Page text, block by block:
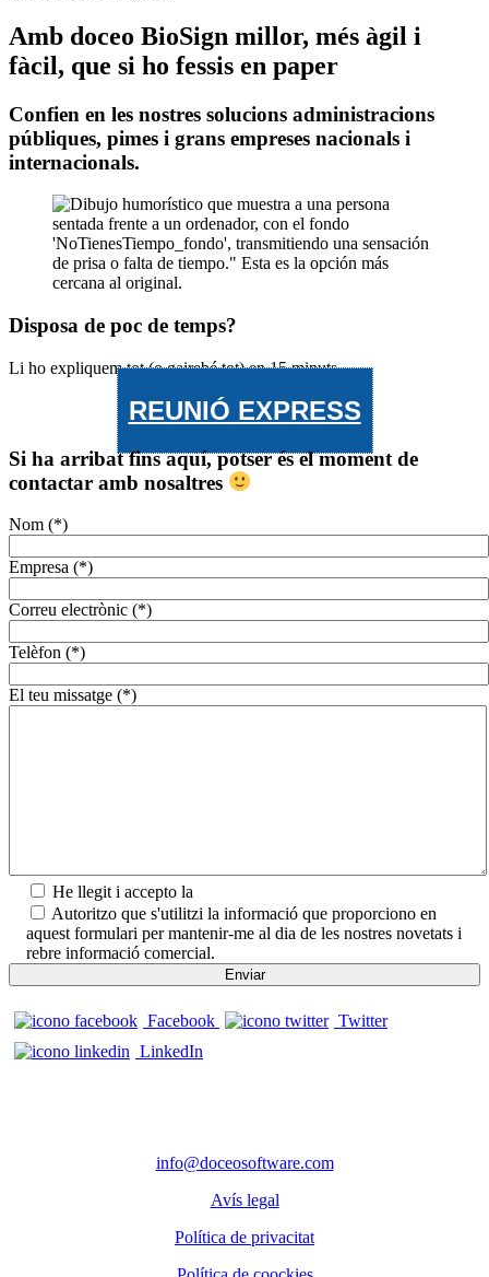
Amb doceo BioSign millor, més àgil i
fàcil, que si ho fessis en paper
Confien en les nostres solucions administracions
públiques, pimes i grans empreses nacionals i
internacionals.
Disposa de poc de temps?
Li ho expliquem tot (o gairebé tot) en 15 minuts.
REUNIÓ EXPRESS
Si ha arribat fins aquí, potser és el moment de
contactar amb nosaltres
Nom (*)
Empresa (*)
Correu electrònic (*)
Telèfon (*)
El teu missatge (*)
He llegit i accepto la
Autoritzo que s'utilitzi la informació que proporciono en
aquest formulari per mantenir-me al dia de les nostres novetats i
rebre informació comercial.
Facebook
Twitter
LinkedIn
info@doceosoftware.com
Avís legal
Política de privacitat